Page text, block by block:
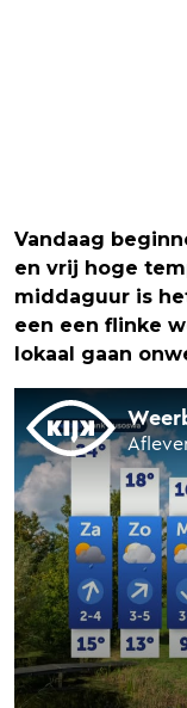
Vandaag
en vrij hoge
middaguur is
een een flinke
lokaal gaan